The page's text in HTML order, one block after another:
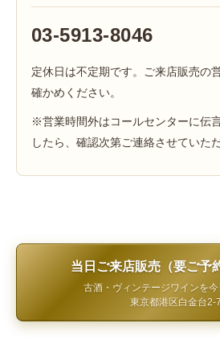
03-5913-8046
定休日は不定期です。ご来店販売の
確かめください。
※営業時間外はコールセンターに伝
したら、確認次第ご連絡させていた
当日ご来店販売（要ご予
古酒・ヴィンテージワインを
東京都港区白金台2-